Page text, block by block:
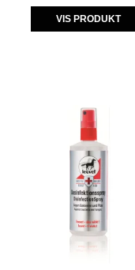
VIS PRODUKT